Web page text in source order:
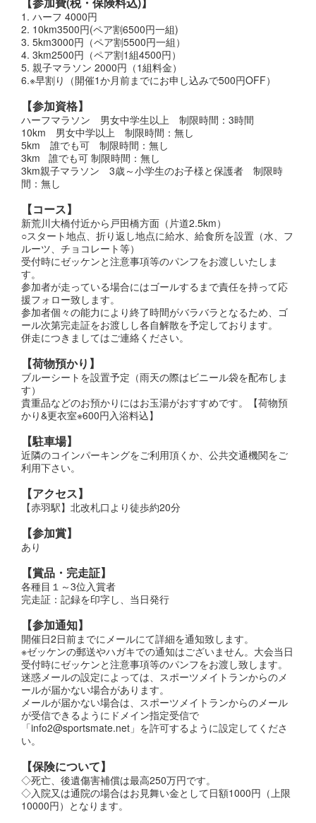
1. ハーフ 4000円
2. 10km3500円(ペア割6500円一組)
3. 5km3000円（ペア割5500円一組）
4. 3km2500円（ペア割1組4500円）
5. 親子マラソン 2000円（1組料金）
6.※早割り（開催1か月前までにお申し込みで500円OFF）
【参加資格】
ハーフマラソン 男女中学生以上 制限時間：3時間
10km 男女中学以上 制限時間：無し
5km 誰でも可 制限時間：無し
3km 誰でも可 制限時間：無し
3km親子マラソン 3歳～小学生のお子様と保護者 制限時
間：無し
【コース】
新荒川大橋付近から戸田橋方面（片道2.5km）
○スタート地点、折り返し地点に給水、給食所を設置（水、フ
ルーツ、チョコレート等）
受付時にゼッケンと注意事項等のパンフをお渡しいたしま
す。
参加者が走っている場合にはゴールするまで責任を持って応
援フォロー致します。
参加者個々の能力により終了時間がバラバラとなるため、ゴ
ール次第完走証をお渡しし各自解散を予定しております。
併走につきましてはご連絡ください。
【荷物預かり】
ブルーシートを設置予定（雨天の際はビニール袋を配布しま
す）
貴重品などのお預かりにはお玉湯がおすすめです。【荷物預
かり&更衣室※600円入浴料込】
【駐車場】
近隣のコインパーキングをご利用頂くか、公共交通機関をご
利用下さい。
【アクセス】
【赤羽駅】北改札口より徒歩約20分
【参加賞】
あり
【賞品・完走証】
各種目１～3位入賞者
完走証：記録を印字し、当日発行
【参加通知】
開催日2日前までにメールにて詳細を通知致します。
※ゼッケンの郵送やハガキでの通知はございません。大会当日
受付時にゼッケンと注意事項等のパンフをお渡し致します。
迷惑メールの設定によっては、スポーツメイトランからのメ
ールが届かない場合があります。
メールが届かない場合は、スポーツメイトランからのメール
が受信できるようにドメイン指定受信で
「info2@sportsmate.net」を許可するように設定してくださ
い。
【保険について】
◇死亡、後遺傷害補償は最高250万円です。
◇入院又は通院の場合はお見舞い金として日額1000円（上限
10000円）となります。